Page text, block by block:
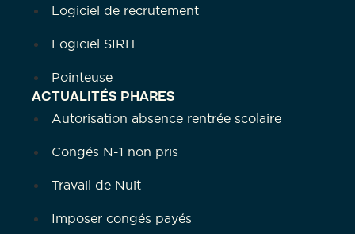
Logiciel de recrutement
Logiciel SIRH
Pointeuse
ACTUALITÉS PHARES
Autorisation absence rentrée scolaire
Congés N-1 non pris
Travail de Nuit
Imposer congés payés